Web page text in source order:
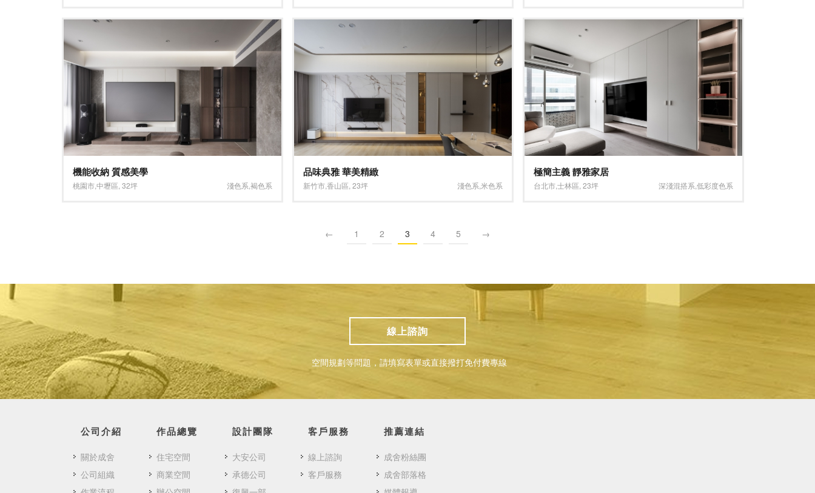
機能收納 質感美學
桃園市中壢區 32坪 淺色系 褐色系
品味典雅 華美精緻
新竹市香山區 23坪 淺色系 米色系
極簡主義 靜雅家居
台北市士林區 23坪 深淺混搭系 低彩度色系
← 1 2 3 4 5 →
線上諮詢
空間規劃等問題，請填寫表單或直接撥打免付費專線
公司介紹
關於成舍
公司組織
作品總覽
住宅空間
商業空間
設計團隊
大安公司
承德公司
客戶服務
線上諮詢
客戶服務
推薦連結
成舍粉絲團
成舍部落格